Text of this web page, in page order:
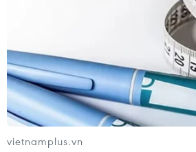
vietnamplus.vn